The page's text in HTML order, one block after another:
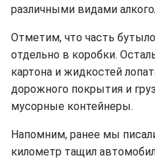
различными видами
Отметим, что часть
отдельно в коробки.
картона и жидкостей
дорожного покрытия и
мусорные контейнеры.
Напомним, ранее мы
километр тащил